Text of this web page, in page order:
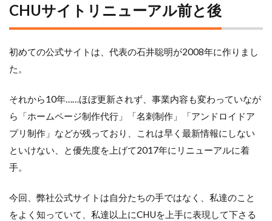
CHUサイトリニューアル前と後
初めての公式サイトは、代表の石井聡明が2008年に作りまし
た。
それから10年……ほぼ更新されず、事業内容も変わっていなが
ら「ホームページ制作代行」「名刺制作」「アンドロイドア
プリ制作」などが残っており、これは早く最新情報にしない
といけない、と優先度を上げて2017年にリニューアルに着
手。
今回、弊社公式サイトは自分たちの手ではなく、私達のこと
をよく知っていて、私達以上にCHUを上手に表現して下さる